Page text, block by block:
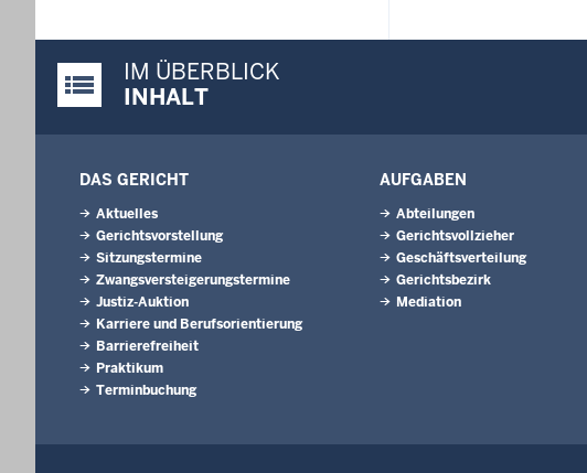
Justiz-Portal im Überblick:
IM ÜBERBLICK
INHALT
DAS GERICHT
Aktuelles
Gerichtsvorstellung
Sitzungstermine
Zwangsversteigerungs­termine
Justiz-Auktion
Karriere und Berufsorientierung
Barrierefreiheit
Praktikum
Terminbuchung
AUFGABEN
Abteilungen
Gerichtsvollzieher
Geschäftsverteilung
Gerichtsbezirk
Mediation